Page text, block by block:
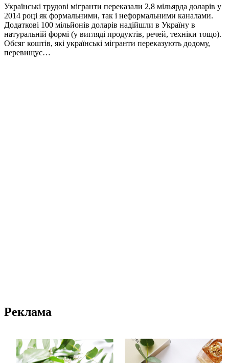
Українські трудові мігранти переказали 2,8 мільярда доларів у
2014 році як формальними, так і неформальними каналами.
Додаткові 100 мільйонів доларів надійшли в Україну в
натуральній формі (у вигляді продуктів, речей, техніки тощо).
Обсяг коштів, які українські мігранти переказують додому,
перевищує…
Реклама